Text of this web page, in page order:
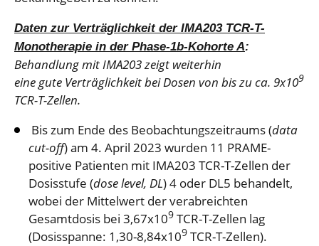
Daten zur Verträglichkeit der IMA203 TCR-T-
Monotherapie in der Phase-1b-Kohorte A:
Behandlung mit IMA203 zeigt weiterhin
eine gute Verträglichkeit bei Dosen von bis zu ca. 9x109
TCR-T-Zellen.
Bis zum Ende des Beobachtungszeitraums (data
cut-off) am 4. April 2023 wurden 11 PRAME-
positive Patienten mit IMA203 TCR-T-Zellen der
Dosisstufe (dose level, DL) 4 oder DL5 behandelt,
wobei der Mittelwert der verabreichten
Gesamtdosis bei 3,67x109 TCR-T-Zellen lag
(Dosisspanne: 1,30-8,84x109 TCR-T-Zellen).